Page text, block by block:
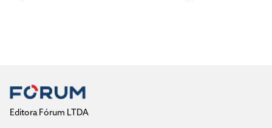
Editora Fórum LTDA